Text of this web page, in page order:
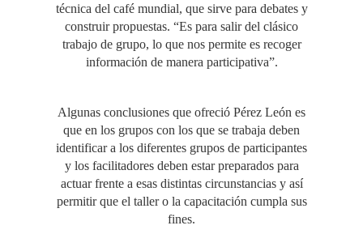
técnica del café mundial, que sirve para debates y
construir propuestas. “Es para salir del clásico
trabajo de grupo, lo que nos permite es recoger
información de manera participativa”.
Algunas conclusiones que ofreció Pérez León es
que en los grupos con los que se trabaja deben
identificar a los diferentes grupos de participantes
y los facilitadores deben estar preparados para
actuar frente a esas distintas circunstancias y así
permitir que el taller o la capacitación cumpla sus
fines.